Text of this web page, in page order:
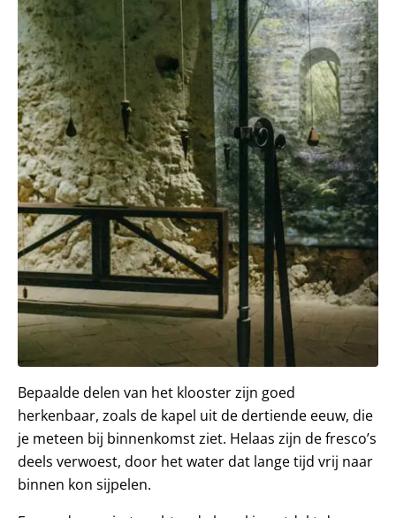
Bepaalde delen van het klooster zijn goed
herkenbaar, zoals de kapel uit de dertiende eeuw, die
je meteen bij binnenkomst ziet. Helaas zijn de fresco’s
deels verwoest, door het water dat lange tijd vrij naar
binnen kon sijpelen.